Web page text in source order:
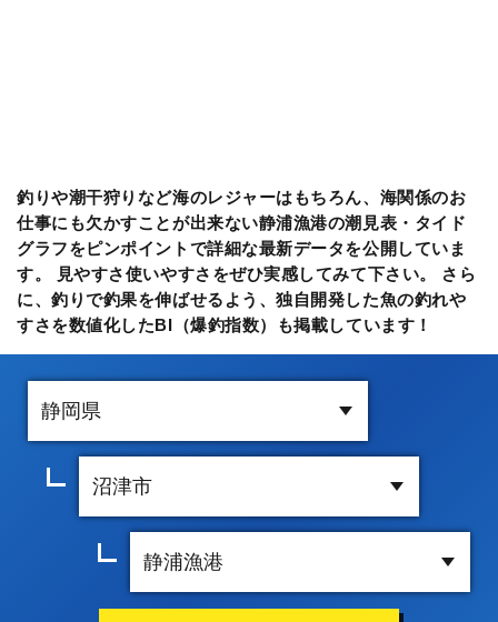
釣りや潮干狩りなど海のレジャーはもちろん、海関係のお
仕事にも欠かすことが出来ない静浦漁港の潮見表・タイド
グラフをピンポイントで詳細な最新データを公開していま
す。 見やすさ使いやすさをぜひ実感してみて下さい。 さら
に、釣りで釣果を伸ばせるよう、独自開発した魚の釣れや
すさを数値化したBI（爆釣指数）も掲載しています！